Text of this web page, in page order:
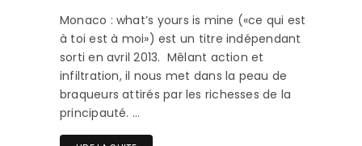
Monaco : what’s yours is mine («ce qui est
à toi est à moi») est un titre indépendant
sorti en avril 2013. Mêlant action et
infiltration, il nous met dans la peau de
braqueurs attirés par les richesses de la
principauté. …